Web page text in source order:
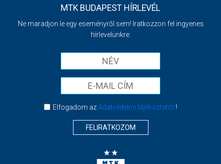
MTK BUDAPEST HÍRLEVÉL
Ne maradjon le egy eseményről sem! Iratkozzon fel ingyenes
hírlevelünkre:
Elfogadom azAdatvédelmi tájékoztatót!
FELIRATKOZOM